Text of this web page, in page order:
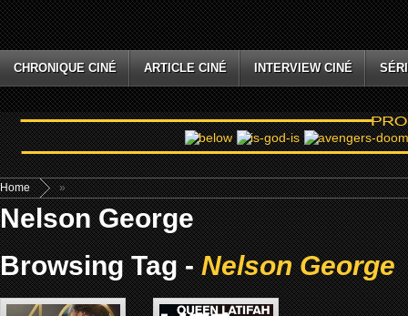
CHRONIQUE CINÉ ARTICLE CINÉ INTERVIEW CINÉ
Home »
Nelson George
Browsing Tag -Nelson George